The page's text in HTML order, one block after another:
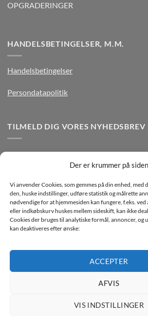
Der er krummer på siden
Vi anvender Cookies, som gemmes på din enhed, med
den, huske indstillinger, udføre statistik og målrette
nødvendige for at hjemmesiden kan fungere, f.eks.
eller indkøbskurv huskes mellem sideskift, kan ikke
Cookies der bruges til analytiske formål, annoncer, og
kan deaktiveres efter ønske:
ACCEPTER
AFVIS
VIS INDSTILLINGER
OPGRADERINGER
HANDELSBETINGELSER, M.M.
Handelsbetingelser
Persondatapolitik
TILMELD DIG VORES NYHEDSBREV
Jeg ønsker at modtage mails fra
Copyright 2026 © TJdata